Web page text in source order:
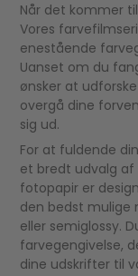
Når det kommer
Vores
enestående
Uanset om du
ønsker at
overgå dine
sig ud.
For at fuldende
et bredt udvalg af
fotopapir er
den bedst mulige
eller semiglossy.
farvegengivelse,
dine udskrifter til